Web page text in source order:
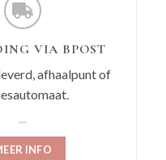
VIA BPOST
afhaalpunt of
INFO